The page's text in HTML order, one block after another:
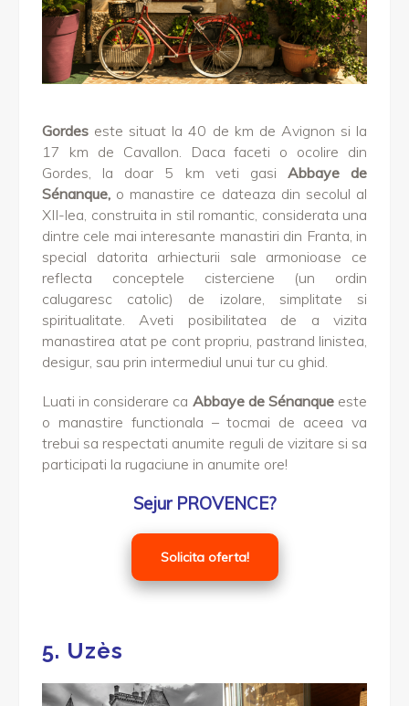
Gordes este situat la 40 de km de Avignon si la
17 km de Cavallon. Daca faceti o ocolire din
Gordes, la doar 5 km veti gasi Abbaye de
Sénanque, o manastire ce dateaza din secolul al
XII-lea, construita in stil romantic, considerata una
dintre cele mai interesante manastiri din Franta, in
special datorita arhiecturii sale armonioase ce
reflecta conceptele cisterciene (un ordin
calugaresc catolic) de izolare, simplitate si
spiritualitate. Aveti posibilitatea de a vizita
manastirea atat pe cont propriu, pastrand linistea,
desigur, sau prin intermediul unui tur cu ghid.
Luati in considerare ca Abbaye de Sénanqueeste
o manastire functionala – tocmai de aceea va
trebui sa respectati anumite reguli de vizitare si sa
participati la rugaciune in anumite ore!
Sejur PROVENCE?
Solicita oferta!
5. Uzès